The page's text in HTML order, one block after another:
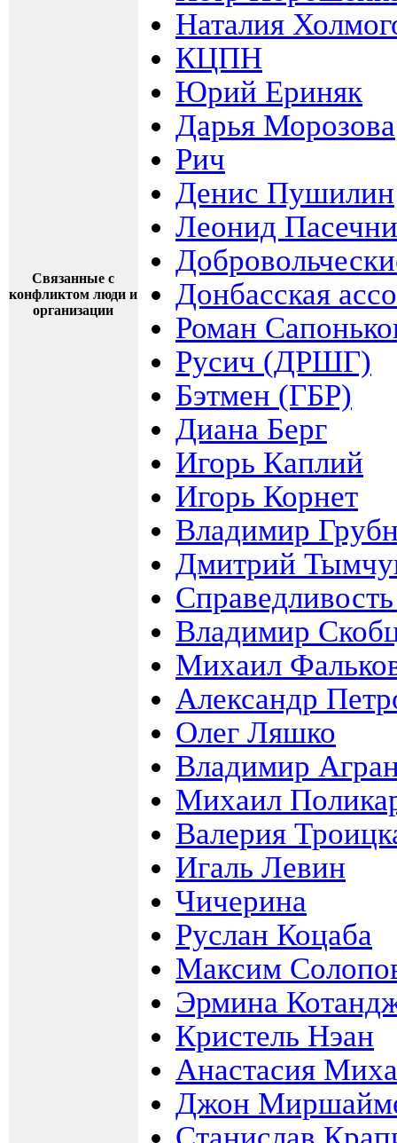
Связанные с
конфликтом люди и
организации
Наталия
КЦПН
Юрий Ериняк
Дарья Морозова
Рич
Денис Пушилин
Леонид
Донбасская
Роман
Русич (ДРШГ)
Бэтмен (ГБР)
Диана Берг
Игорь Каплий
Игорь Корнет
Владимир
Дмитрий
Владимир
Михаил
Александр
Олег Ляшко
Владимир
Михаил
Валерия
Игаль Левин
Чичерина
Руслан Коцаба
Максим
Эрмина
Кристель Нэан
Анастасия
Джон